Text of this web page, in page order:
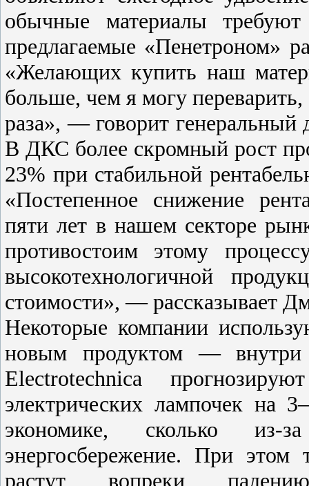
обычные материалы
предлагаемые «Пенетроном»
«Желающих купить наш
больше, чем я могу
раза», — говорит генеральный
В ДКС более скромный рост
23% при стабильной
«Постепенное снижение
пяти лет в нашем секторе
противостоим этому
высокотехнологичной
стоимости», — рассказывает
Некоторые компании
новым продуктом — внутри
Electrotechnica
электрических лампочек на
экономике, сколько из-
энергосбережение. При
растут вопреки